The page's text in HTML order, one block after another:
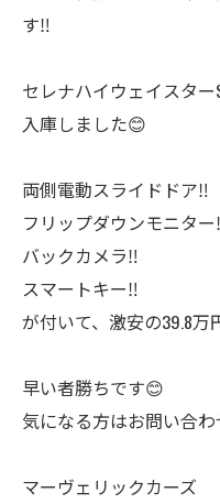
す‼️
セレナハイウェイスター
入庫しました😊
両側電動スライドドア‼️
フリップダウンモニタ
バックカメラ‼️
スマートキー‼️
が付いて、激安の39.8万
早い者勝ちです😊
気になる方はお問い合
マーヴェリックカーズ